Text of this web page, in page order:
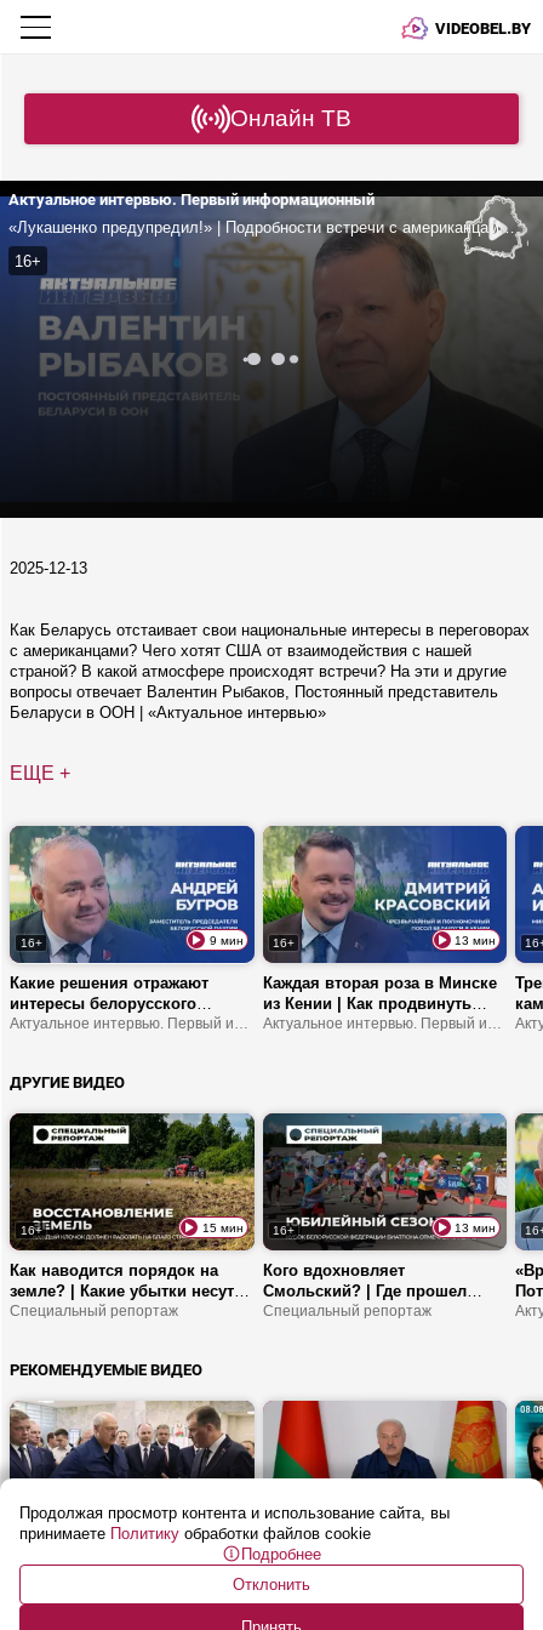
VIDEOBEL.BY
Онлайн ТВ
Актуальное интервью. Первый информационный
«Лукашенко предупредил!» | Подробности встречи с американцами | Венесуэла, Украина, снятие санкций и интервью для Newsmax
16+
2025-12-13
Как Беларусь отстаивает свои национальные интересы в переговорах
с американцами? Чего хотят США от взаимодействия с нашей
страной? В какой атмосфере происходят встречи? На эти и другие
вопросы отвечает Валентин Рыбаков, Постоянный представитель
Беларуси в ООН | «Актуальное интервью»
ЕЩЕ +
16+ 9 мин
Какие решения отражают
интересы белорусского
народа? | Что устанавливает
ответственность делегатов
16+ 13 мин
Каждая вторая роза в Минске
из Кении | Как продвинуть
туда молочку? | В Африке
ДРУГИЕ ВИДЕО
16+ 15 мин
Как наводится порядок на
земле? | Какие убытки несут
заросшие поля? | Почему
Специальный репортаж
16+ 13 мин
Кого вдохновляет
Смольский? | Где прошел
Кубок БФБ? | Что эти
Специальный репортаж
РЕКОМЕНДУЕМЫЕ ВИДЕО
16+ 1 ч 38 мин
Лукашенко: Готовься! Будет
тебе задача! | Беспилотники,
бинокли и Алжир
Неделя Президента
16+
Лукашенко: Прекратите
БАЛОВАТЬСЯ! | Совещание по
Продолжая просмотр контента и использование сайта, вы
принимаете Политику обработки файлов cookie
Подробнее
Отклонить
Принять